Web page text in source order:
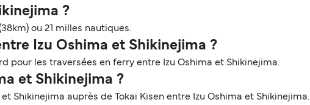
?
ou 21 milles nautiques.
Izu Oshima et Shikinejima ?
pour les traversées en ferry entre Izu Oshima et Shikinejima.
et Shikinejima ?
Shikinejima auprès de Tokai Kisen entre Izu Oshima et Shikinejima.